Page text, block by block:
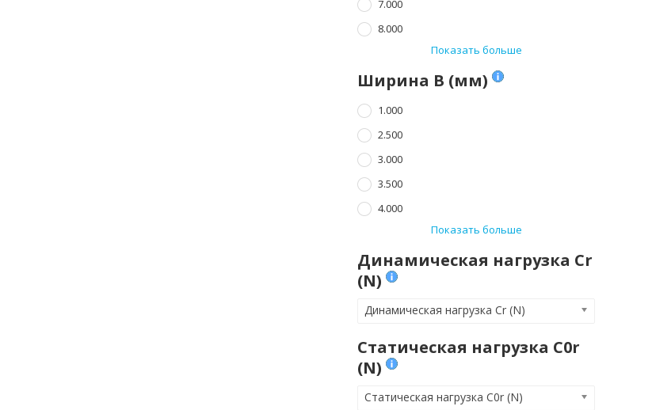
7.000
8.000
Показать больше
Ширина B (мм)
1.000
2.500
3.000
3.500
4.000
Показать больше
Динамическая нагрузка Cr
(N)
Динамическая нагрузка Cr (N)
Статическая нагрузка C0r
(N)
Статическая нагрузка C0r (N)